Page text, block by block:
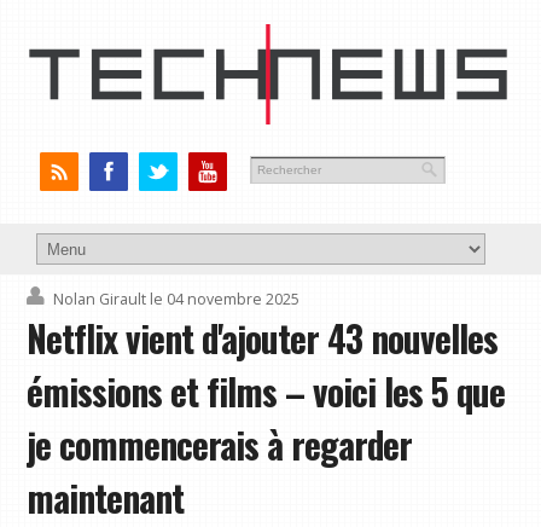
Nolan Girault le 04 novembre 2025
Netflix vient d'ajouter 43 nouvelles
émissions et films – voici les 5 que
je commencerais à regarder
maintenant